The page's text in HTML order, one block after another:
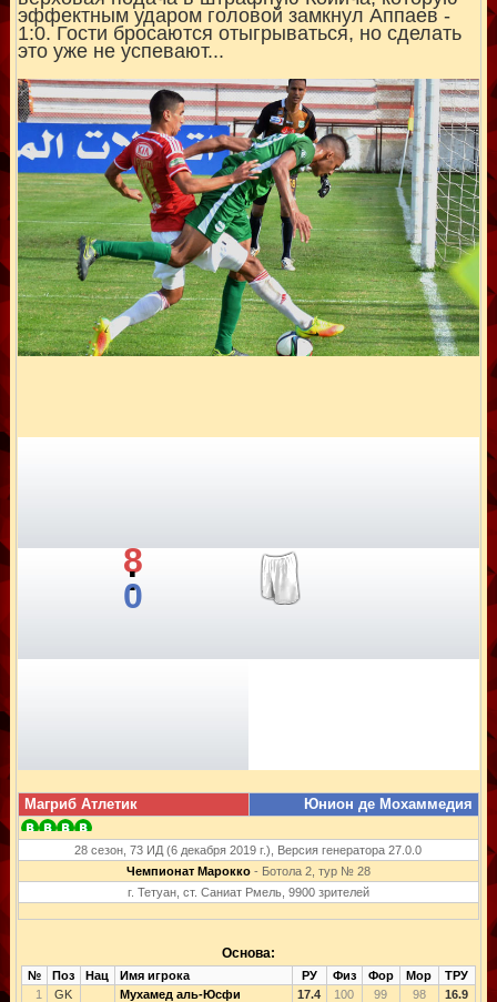
эффектным ударом головой замкнул Аппаев -
1:0. Гости бросаются отыгрываться, но сделать
это уже не успевают...
8
:
0
Магриб Атлетик Юнион де Мохаммедия
28 сезон, 73 ИД (6 декабря 2019 г.), Версия генератора 27.0.0
Чемпионат Марокко- Ботола 2, тур № 28
г. Тетуан, ст. Саниат Рмель, 9900 зрителей
Основа:
№ Поз Нац Имя игрока РУ Физ Фор Мор
ТРУ
1
GK Мухамед аль-Юсфи 17.4 100 99 98
16.9